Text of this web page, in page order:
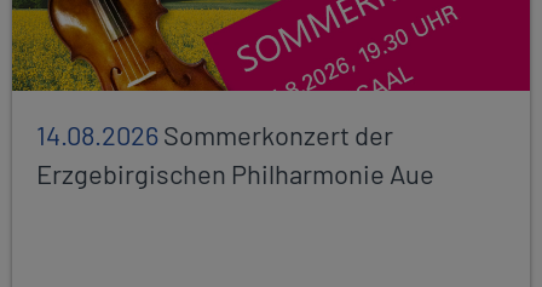
14.08.2026Sommerkonzert der
Erzgebirgischen Philharmonie Aue